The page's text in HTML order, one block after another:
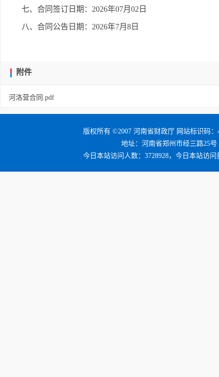
七、合同签订日期：2026年07月02日
八、合同公告日期：2026年7月8日
附件
河洛营合同.pdf
版权所有 ©2007 河南省财政厅 网站标识码：
地址：河南省郑州市经三路25号
今日本站访问人数：3728928，今日本站访问